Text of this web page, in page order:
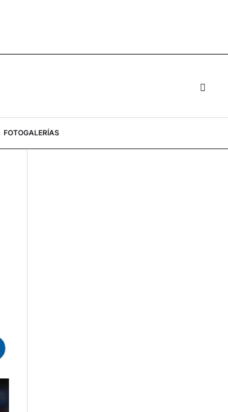
FOTOGALERÍAS